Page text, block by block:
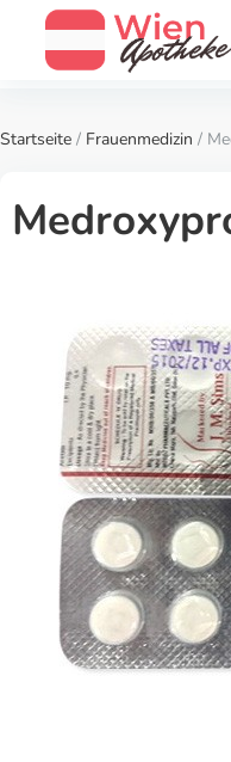
Startseite / Frauenmedizin /